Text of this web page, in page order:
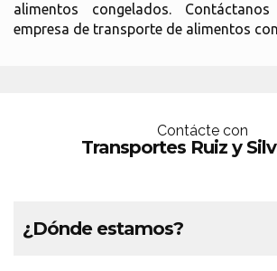
alimentos congelados.
empresa de transporte de alimentos
Contácte con
Transportes Ruiz y
¿Dónde estamos?